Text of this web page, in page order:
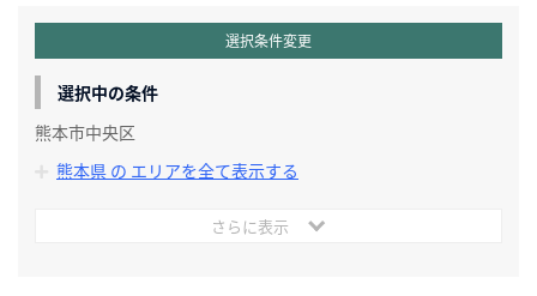
選択条件変更
選択中の条件
熊本市中央区
熊本県 の エリアを全て表示する
さらに表示